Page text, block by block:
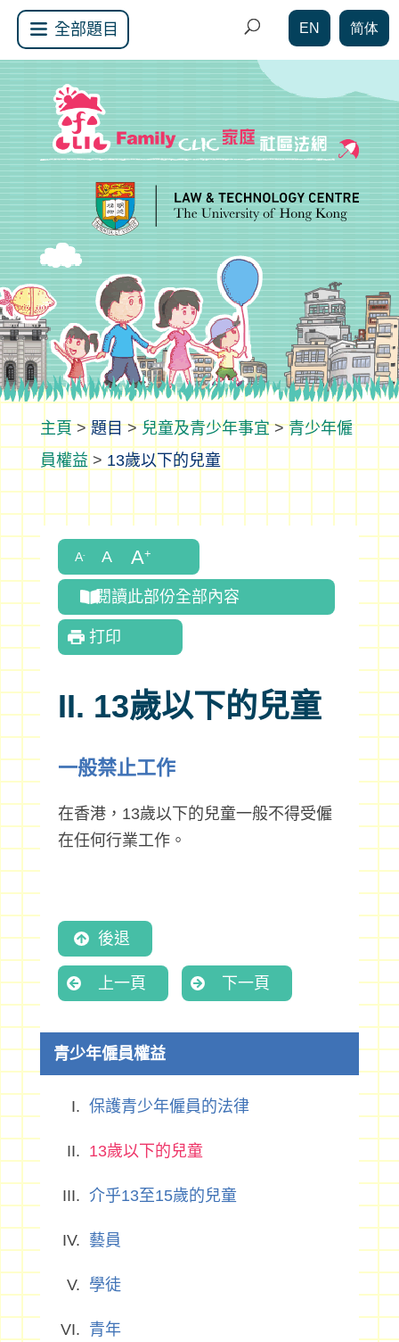
全部題目 EN 简体
>題目>兒童及青少年事宜>青少年僱
員權益 > 13歲以下的兒童
閱讀此部份全部內容
打印
II. 13歲以下的兒童
一般禁止工作
在香港，13歲以下的兒童一般不得受僱
在任何行業工作。
後退
上一頁 下一頁
青少年僱員權益
保護青少年僱員的法律
13歲以下的兒童
介乎13至15歲的兒童
藝員
學徒
青年